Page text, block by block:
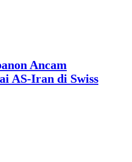
Ancam
AS-Iran di Swiss